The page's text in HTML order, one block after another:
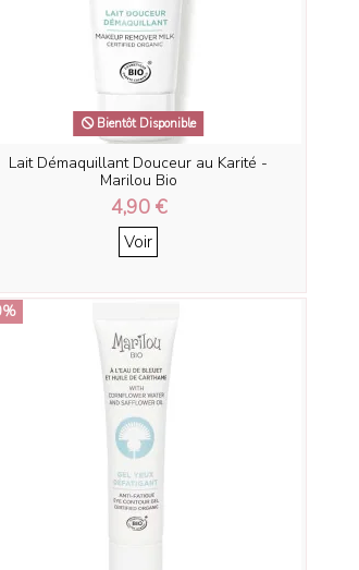
Bientôt Disponible
Lait Démaquillant Douceur au Karité -
Marilou Bio
4,90 €
Voir